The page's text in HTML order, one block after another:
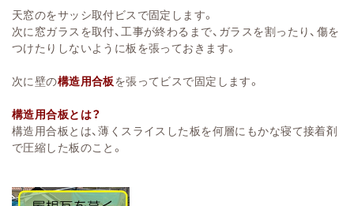
天窓のをサッシ取付ビスで固定します。
次に窓ガラスを取付、工事が終わるまで、ガラスを割ったり、傷を
つけたりしないように板を張っておきます。
次に壁の構造用合板を張ってビスで固定します。
構造用合板とは？
構造用合板とは、薄くスライスした板を何層にもかな寝て接着剤
で圧縮した板のこと。